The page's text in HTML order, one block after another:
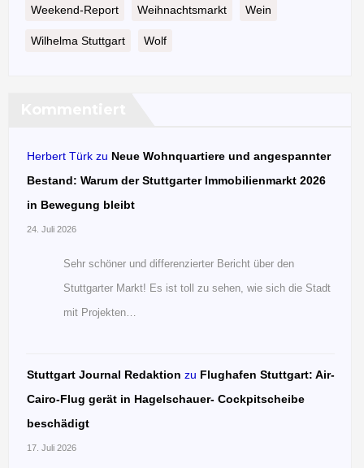
Weekend-Report Weihnachtsmarkt Wein
Wilhelma Stuttgart Wolf
Herbert Türk zu Neue Wohnquartiere und angespannter
Bestand: Warum der Stuttgarter Immobilienmarkt 2026
in Bewegung bleibt
24. Juli 2026
Sehr schöner und differenzierter Bericht über den
Stuttgarter Markt! Es ist toll zu sehen, wie sich die Stadt
mit Projekten…
Stuttgart Journal Redaktion zu Flughafen Stuttgart: Air-
Cairo-Flug gerät in Hagelschauer- Cockpitscheibe
beschädigt
17. Juli 2026